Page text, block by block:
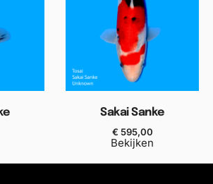
Sakai Sanke
€ 595,00
Bekijken